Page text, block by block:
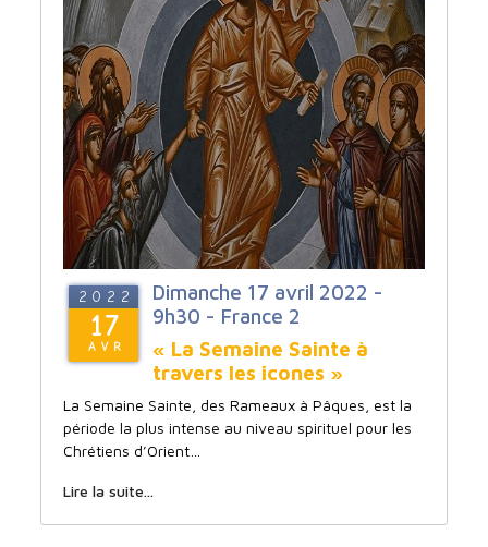
2022
17
AVR
Dimanche 17 avril 2022 -
9h30 - France 2
« La Semaine Sainte à
travers les icones »
La Semaine Sainte, des Rameaux à Pâques, est la
période la plus intense au niveau spirituel pour les
Chrétiens d’Orient…
Lire la suite...